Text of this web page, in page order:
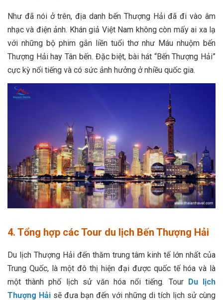
Như đã nói ở trên, địa danh bến Thượng Hải đã đi vào âm
nhạc và điện ảnh. Khán giả Việt Nam không còn mấy ai xa lạ
với những bộ phim gắn liền tuổi thơ như Máu nhuộm bến
Thượng Hải hay Tân bến. Đặc biệt, bài hát “Bến Thượng Hải”
cực kỳ nổi tiếng và có sức ảnh hưởng ở nhiều quốc gia.
4. Tổng hợp các Tour du lịch Bến Thượng Hải
Du lịch Thượng Hải đến thăm trung tâm kinh tế lớn nhất của
Trung Quốc, là một đô thị hiện đại được quốc tế hóa và là
một thành phố lịch sử văn hóa nổi tiếng. Tour Du lịch
Thượng Hải sẽ đưa bạn đến với những di tích lịch sử cùng